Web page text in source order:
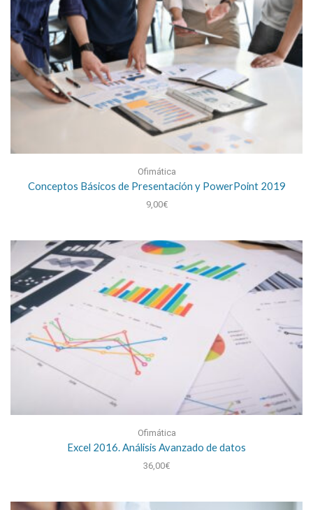
Ofimática
Conceptos Básicos de Presentación y PowerPoint 2019
9,00€
Ofimática
Excel 2016. Análisis Avanzado de datos
36,00€